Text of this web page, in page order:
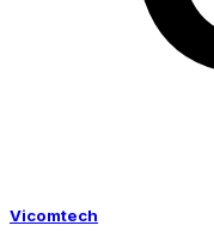
Vicomtech